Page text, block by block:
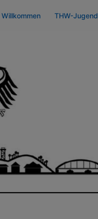
Willkommen THW-Jugend